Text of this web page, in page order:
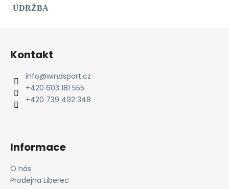
ÚDRŽBA
Z
Kontakt
info@windsport.cz
+420 603 181 555
+420 739 492 348
Informace
O nás
Prodejna Liberec